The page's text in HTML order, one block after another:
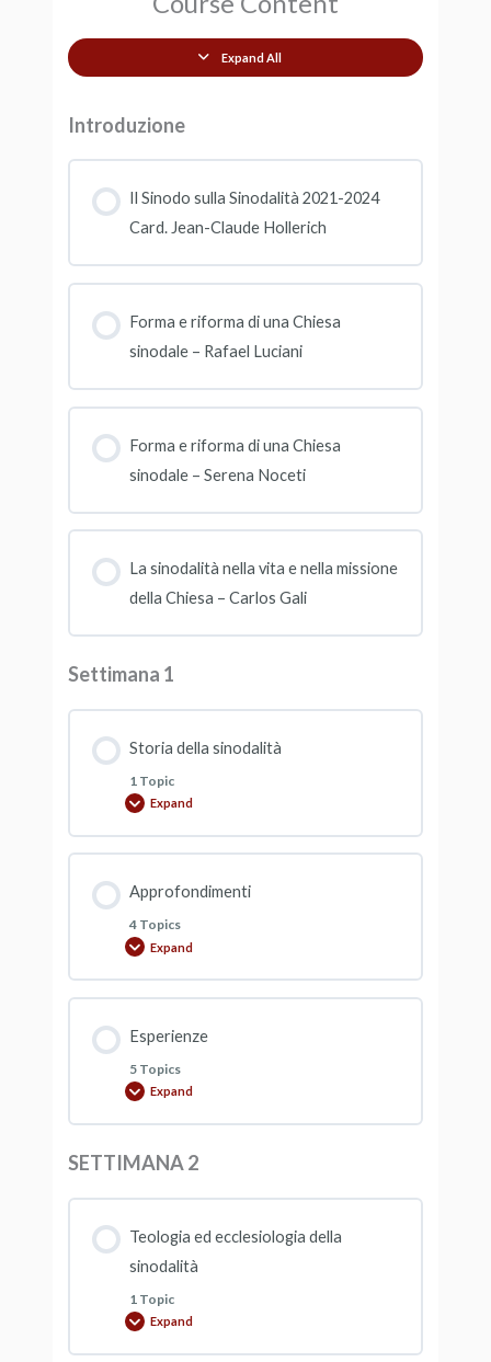
Expand All
Introduzione
Il Sinodo sulla Sinodalità 2021-2024
Card. Jean-Claude Hollerich
Forma e riforma di una Chiesa
sinodale – Rafael Luciani
Forma e riforma di una Chiesa
sinodale – Serena Noceti
La sinodalità nella vita e nella missione
della Chiesa – Carlos Gali
Settimana 1
Storia della sinodalità
1 Topic
Expand
Approfondimenti
4 Topics
Expand
Esperienze
5 Topics
Expand
SETTIMANA 2
Teologia ed ecclesiologia della
sinodalità
1 Topic
Expand